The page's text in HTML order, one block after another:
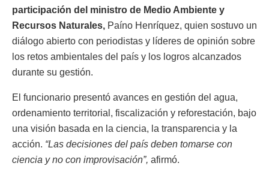
participación del ministro de Medio Ambiente y
Recursos Naturales, Paíno Henríquez, quien sostuvo un
diálogo abierto con periodistas y líderes de opinión sobre
los retos ambientales del país y los logros alcanzados
durante su gestión.
El funcionario presentó avances en gestión del agua,
ordenamiento territorial, fiscalización y reforestación, bajo
una visión basada en la ciencia, la transparencia y la
acción. “Las decisiones del país deben tomarse con
ciencia y no con improvisación”, afirmó.